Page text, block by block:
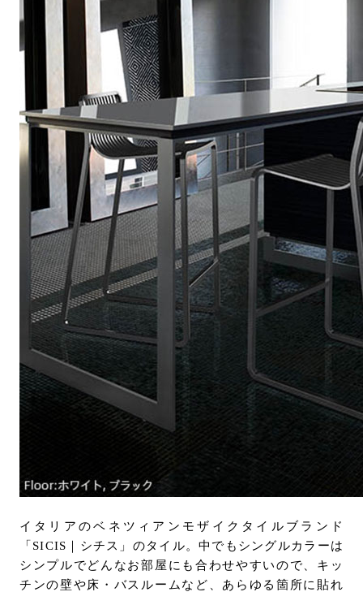
イタリアのベネツィアンモザイクタイルブランド
「SICIS｜シチス」のタイル。中でもシングルカラーは
シンプルでどんなお部屋にも合わせやすいので、キッ
チンの壁や床・バスルームなど、あらゆる箇所に貼れ